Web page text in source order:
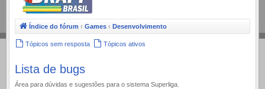
Índice do fórum ‹ Games ‹ Desenvolvimento
Tópicos sem resposta Tópicos ativos
Lista de bugs
Área para dúvidas e sugestões para o sistema Superliga.